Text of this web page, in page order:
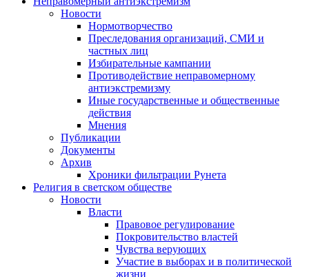
Новости
Нормотворчество
Преследования организаций, СМИ и
частных лиц
Избирательные кампании
Противодействие неправомерному
антиэкстремизму
Иные государственные и общественные
действия
Мнения
Публикации
Документы
Архив
Хроники фильтрации Рунета
Религия в светском обществе
Новости
Власти
Правовое регулирование
Покровительство властей
Чувства верующих
Участие в выборах и в политической
жизни